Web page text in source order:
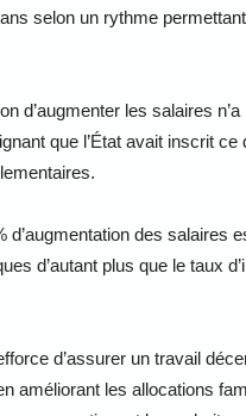
selon un rythme
d’augmenter les salaires
que l’État avait inscrit ce
d’augmentation des salaires
d’autant plus que le taux
d’assurer un travail
améliorant les allocations